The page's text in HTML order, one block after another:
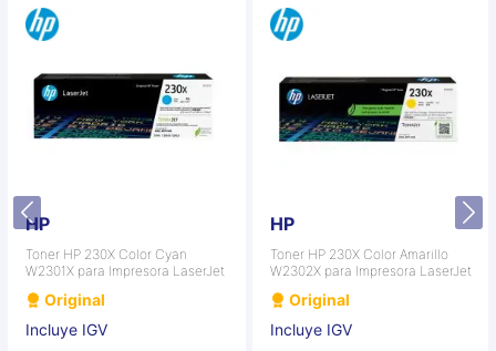
HP
Toner HP 230X Color Cyan
W2301X para Impresora LaserJet
Original
Incluye IGV
HP
Toner HP 230X Color Amarillo
W2302X para Impresora LaserJet
Original
Incluye IGV